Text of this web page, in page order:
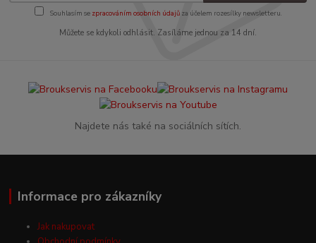
Souhlasím se zpracováním osobních údajůza účelem rozesílky newsletteru.
Můžete se kdykoli odhlásit. Zasíláme jednou za 14 dní.
Najdete nás také na sociálních sítích.
Informace pro zákazníky
Jak nakupovat